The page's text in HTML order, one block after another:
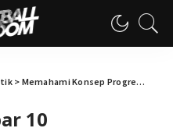
> Memahami Konsep Progresi dan Penetrasi dalam Sepakbola
10